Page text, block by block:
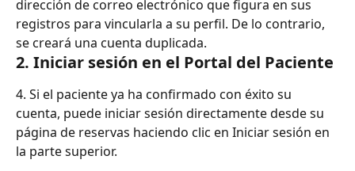
dirección de correo electrónico que figura en sus
registros para vincularla a su perfil. De lo contrario,
se creará una cuenta duplicada.
2. Iniciar sesión en el Portal del Paciente
4. Si el paciente ya ha confirmado con éxito su
cuenta, puede iniciar sesión directamente desde su
página de reservas haciendo clic en Iniciar sesión en
la parte superior.